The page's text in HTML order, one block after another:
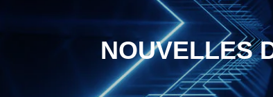
NOUVELLES